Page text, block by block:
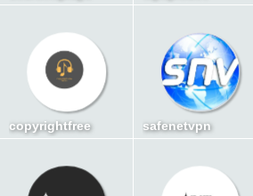
copyrightfree safenetvpn